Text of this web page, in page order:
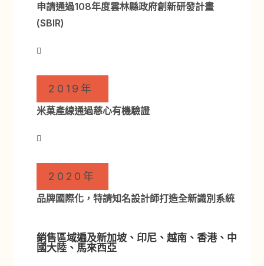
申請通過108年度雲林縣政府創新研發計畫
(SBIR)
2019年
米菓產線通過慈心有機驗證
2020年
品牌國際化，特請知名設計師打造全新識別系統
銷售區域遍及新加坡、印尼、越南、香港、中
國大陸、馬來西亞